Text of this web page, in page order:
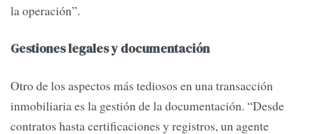
la operación”.
Gestiones legales y documentación
Otro de los aspectos más tediosos en una transacción
inmobiliaria es la gestión de la documentación. “Desde
contratos hasta certificaciones y registros, un agente